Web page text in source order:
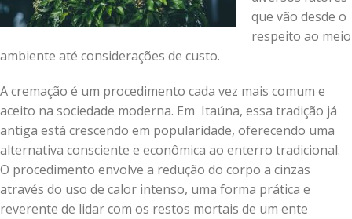
que vão desde o
respeito ao meio
ambiente até considerações de custo.
A cremação é um procedimento cada vez mais comum e
aceito na sociedade moderna. Em Itaúna, essa tradição já
antiga está crescendo em popularidade, oferecendo uma
alternativa consciente e econômica ao enterro tradicional.
O procedimento envolve a redução do corpo a cinzas
através do uso de calor intenso, uma forma prática e
reverente de lidar com os restos mortais de um ente